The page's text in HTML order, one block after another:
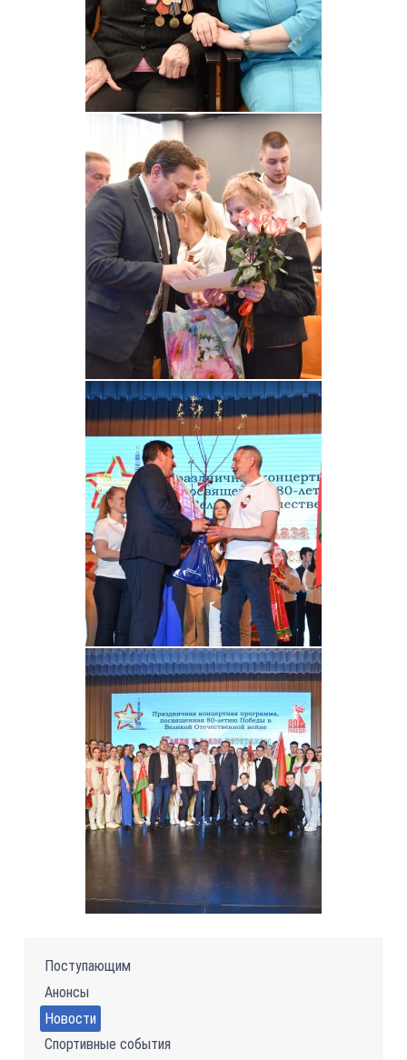
Поступающим
Анонсы
Новости
Спортивные события